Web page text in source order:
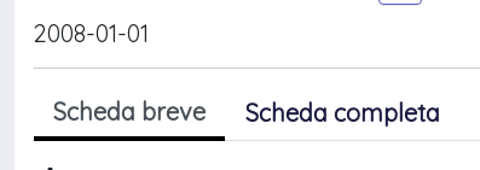
2008-01-01
Scheda breve Scheda completa